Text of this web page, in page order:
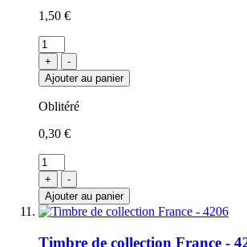
1,50 €
+
-
Ajouter au panier
Oblitéré
0,30 €
+
-
Ajouter au panier
Timbre de collection France -